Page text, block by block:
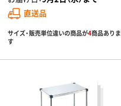
直送品
サイズ・販売単位違いの商品が4商品ありま
す